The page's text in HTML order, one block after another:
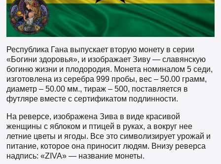
Республика Гана выпускает вторую монету в серии
«Богини здоровья», и изображает Зиву — славянскую
богиню жизни и плодородия. Монета номиналом 5 седи,
изготовлена из серебра 999 пробы, вес – 50.00 грамм,
диаметр – 50.00 мм., тираж – 500, поставляется в
футляре вместе с сертификатом подлинности.
На реверсе, изображена Зива в виде красивой
женщины с яблоком и птицей в руках, а вокруг нее
летние цветы и ягоды. Все это символизирует урожай и
питание, которое она приносит людям. Внизу реверса
надпись: «ZIVA» — название монеты.